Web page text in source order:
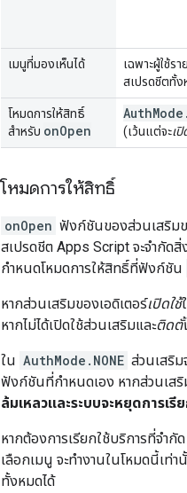
เมนูที่มองเห็นได้
เฉพาะผู้ใช้ร
สเปรดชีตทั้ง
โหมดการให้สิทธิ์
สำหรับ onOpen
AuthMode .
(เว้นแต่จะเปิ
โหมดการให้สิทธิ์
onOpen ฟังก์ชันของส่วนเสริมข
สเปรดชีต Apps Script จะจำกัด
กำหนดโหมดการให้สิทธิ์ที่ฟังก์ชัน
หากส่วนเสริมของเอดิเตอร์เปิดใช้
หากไม่ได้เปิดใช้ส่วนเสริมและติดตั้
ใน AuthMode.NONE ส่วนเสริม
ฟังก์ชันที่กำหนดเอง หากส่วนเสริ
ล้มเหลวและระบบจะหยุดการเ
หากต้องการเรียกใช้บริการที่จำ
เลือกเมนู จะทํางานในโหมดนี้เท่
ทั้งหมดได้